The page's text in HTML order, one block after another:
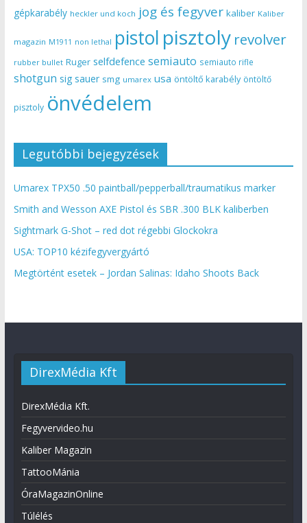
gépkarabély heckler und koch jog és fegyver kaliber Kaliber
magazin M1911 non lethal pistol pisztoly revolver
rubber bullet Ruger selfdefence semiauto semiauto rifle
shotgun sig sauer smg umarex usa öntöltő karabély öntöltő
pisztoly önvédelem
Legutóbbi bejegyzések
Umarex TPX50 .50 paintball/pepperball/traumatikus marker
Smith and Wesson AXE Pistol és SBR .300 BLK kaliberben
Sightmark G-Shot – red dot régebbi Glockokra
USA: TOP10 kézifegyvergyártó
Megtörtént esetek – Jordan Salinas: Idaho Shoots Back
DirexMédia Kft
DirexMédia Kft.
Fegyvervideo.hu
Kaliber Magazin
TattooMánia
ÓraMagazinOnline
Túlélés